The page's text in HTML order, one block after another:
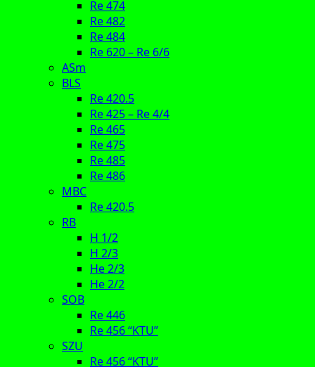
Re 474
Re 482
Re 484
Re 620 – Re 6/6
ASm
BLS
Re 420.5
Re 425 – Re 4/4
Re 465
Re 475
Re 485
Re 486
MBC
Re 420.5
RB
H 1/2
H 2/3
He 2/3
He 2/2
SOB
Re 446
Re 456 “KTU”
SZU
Re 456 “KTU”